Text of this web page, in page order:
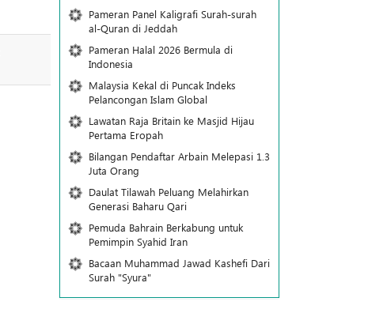
Pameran Panel Kaligrafi Surah-surah
al-Quran di Jeddah
Pameran Halal 2026 Bermula di
Indonesia
Malaysia Kekal di Puncak Indeks
Pelancongan Islam Global
Lawatan Raja Britain ke Masjid Hijau
Pertama Eropah
Bilangan Pendaftar Arbain Melepasi 1.3
Juta Orang
Daulat Tilawah Peluang Melahirkan
Generasi Baharu Qari
Pemuda Bahrain Berkabung untuk
Pemimpin Syahid Iran
Bacaan Muhammad Jawad Kashefi Dari
Surah "Syura"